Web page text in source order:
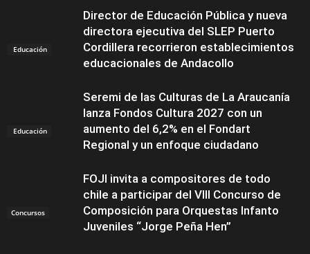
Educación
Director de Educación Pública y nueva
directora ejecutiva del SLEP Puerto
Cordillera recorrieron establecimientos
educacionales de Andacollo
Educación
Seremi de las Culturas de La Araucanía
lanza Fondos Cultura 2027 con un
aumento del 6,2% en el Fondart
Regional y un enfoque ciudadano
Concursos
FOJI invita a compositores de todo
chile a participar del VIII Concurso de
Composición para Orquestas Infanto
Juveniles “Jorge Peña Hen”